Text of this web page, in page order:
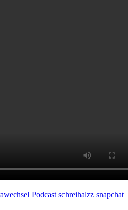
Podcast schreihalzz snapchat